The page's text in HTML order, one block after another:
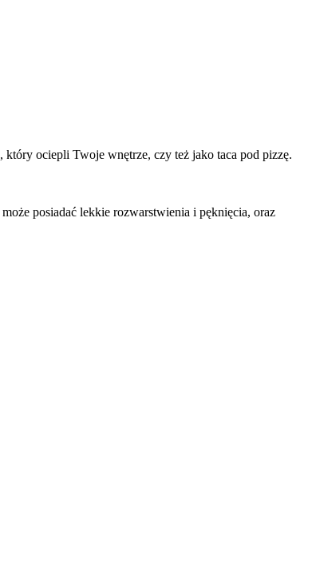
który ociepli Twoje wnętrze, czy też jako taca pod pizzę.
posiadać lekkie rozwarstwienia i pęknięcia, oraz